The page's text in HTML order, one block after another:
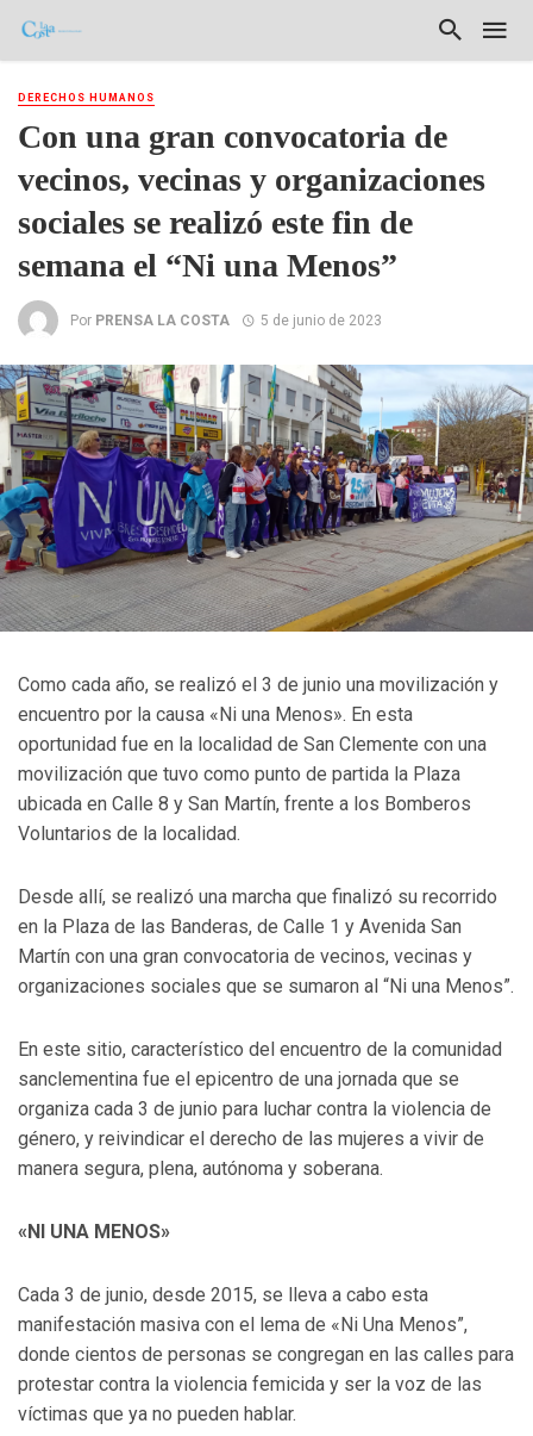
DERECHOS HUMANOS
Con una gran convocatoria de
vecinos, vecinas y organizaciones
sociales se realizó este fin de
semana el “Ni una Menos”
Por PRENSA LA COSTA 5 de junio de 2023
Como cada año, se realizó el 3 de junio una movilización y
encuentro por la causa «Ni una Menos». En esta
oportunidad fue en la localidad de San Clemente con una
movilización que tuvo como punto de partida la Plaza
ubicada en Calle 8 y San Martín, frente a los Bomberos
Voluntarios de la localidad.
Desde allí, se realizó una marcha que finalizó su recorrido
en la Plaza de las Banderas, de Calle 1 y Avenida San
Martín con una gran convocatoria de vecinos, vecinas y
organizaciones sociales que se sumaron al “Ni una Menos”.
En este sitio, característico del encuentro de la comunidad
sanclementina fue el epicentro de una jornada que se
organiza cada 3 de junio para luchar contra la violencia de
género, y reivindicar el derecho de las mujeres a vivir de
manera segura, plena, autónoma y soberana.
«NI UNA MENOS»
Cada 3 de junio, desde 2015, se lleva a cabo esta
manifestación masiva con el lema de «Ni Una Menos”,
donde cientos de personas se congregan en las calles para
protestar contra la violencia femicida y ser la voz de las
víctimas que ya no pueden hablar.